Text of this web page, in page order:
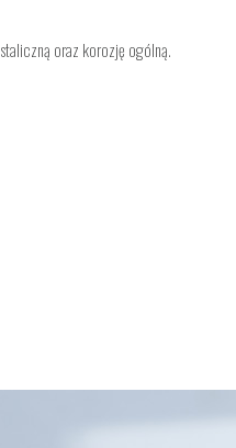
oraz korozję ogólną.